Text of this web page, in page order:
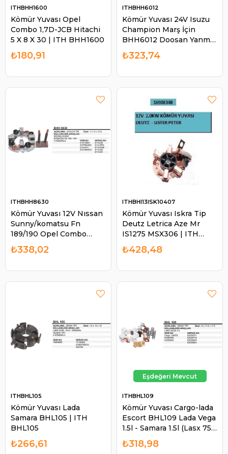
Kömür Yuvası Opel
Combo 1,7D-JCB Hitachi
5 X 8 X 30 | ITH BHH1600
ITHBHH1600
₺180,91
Kömür Yuvası 24V Isuzu
Champion Marş İçin
BHH6012 Doosan Yanmar
Doasan Solar Yanmar
Thermoking | ITH
ITHBHH6012
₺323,74
Kömür Yuvası 12V Nıssan
Sunny/komatsu Fn
189/190 Opel Combo
Yanmar Marin Isuzu | ITH
BHH8630
ITHBHH8630
₺338,02
Kömür Yuvası Iskra Tip
Deutz Letrica Aze Mr
IS1275 MSX306 | ITH
BHI13ISK10407
ITHBHI13ISK10407
₺428,48
Kömür Yuvası Lada
Samara BHL105 | ITH
BHL105
ITHBHL105
₺266,61
Kömür Yuvası Cargo-lada
Escort BHL109 Lada Vega
1.5l - Samara 1.5l (Lasx 75)
(6.8 X 13.8 X 9.4) | ITH
BHL109
ITHBHL109
₺318,98